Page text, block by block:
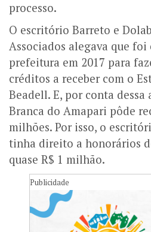
processo.
O escritório Barreto e
Associados alegava que
prefeitura em 2017 para
créditos a receber com o
Beadell. E, por conta dessa
Branca do Amapari pôde
milhões. Por isso, o
tinha direito a honorários
quase R$ 1 milhão.
Publicidade